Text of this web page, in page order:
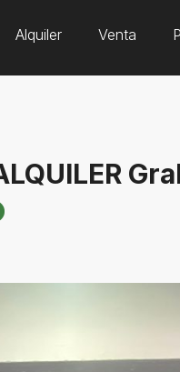
Alquiler Venta